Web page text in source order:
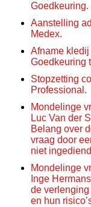
Goedkeuring.
Aanstelling
Medex.
Afname
Goedkeuring
Stopzetting
Professional.
Mondelinge
Luc Van der
Belang over
vraag door
niet
Mondelinge
Inge
de
en hun